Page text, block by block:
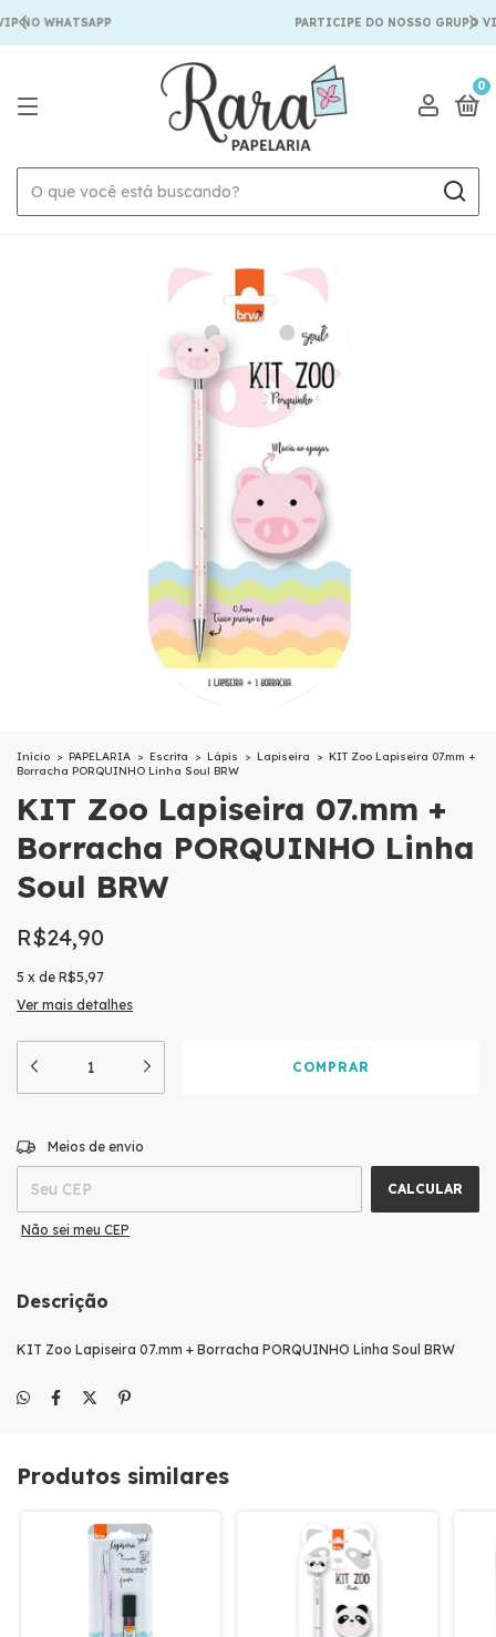
NO WHATSAPP PARTICIPE DO NOSSO GRUPO
0
Início > PAPELARIA > Escrita > Lápis > Lapiseira > KIT Zoo Lapiseira 07.mm +
Borracha PORQUINHO Linha Soul BRW
KIT Zoo Lapiseira 07.mm +
Borracha PORQUINHO Linha
Soul BRW
R$24,90
5 x de R$5,97
Ver mais detalhes
Entregas para o CEP:
Meios de envio
CALCULAR
Não sei meu CEP
Descrição
KIT Zoo Lapiseira 07.mm + Borracha PORQUINHO Linha Soul BRW
Produtos similares